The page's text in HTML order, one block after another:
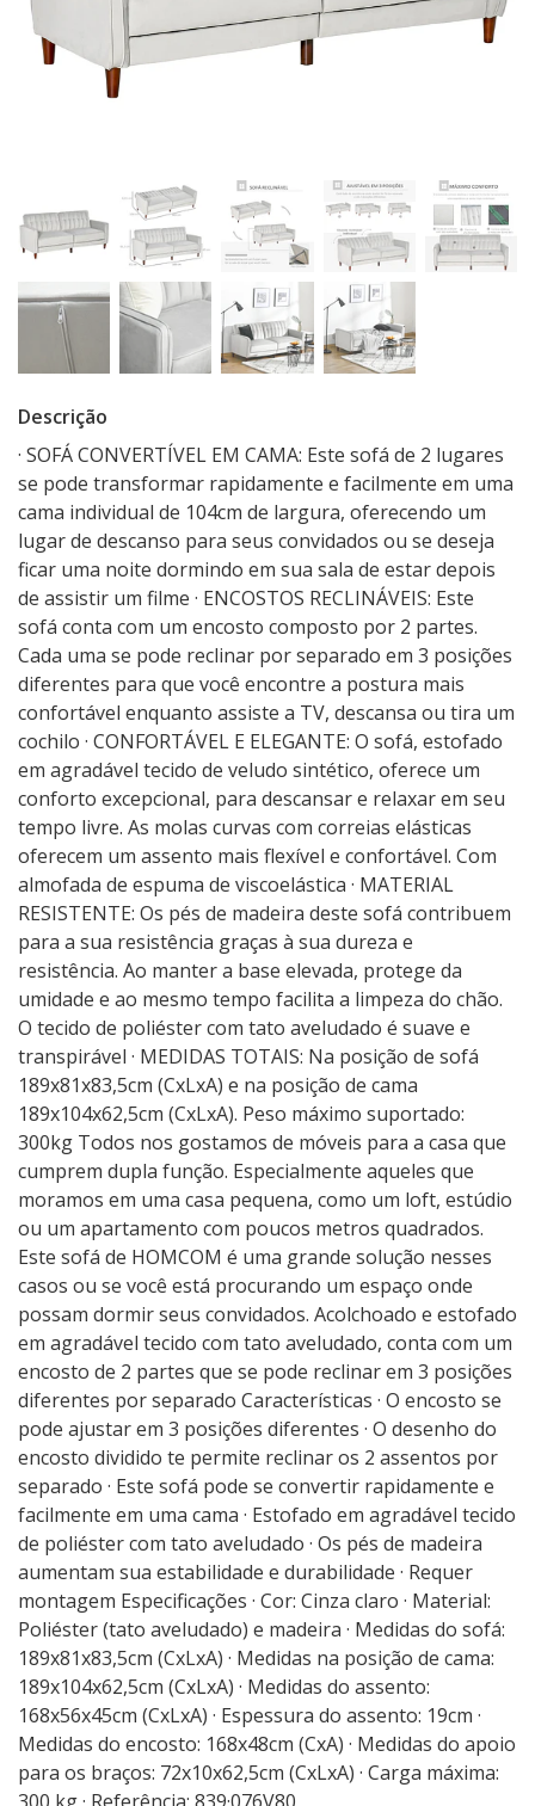
Descrição
· SOFÁ CONVERTÍVEL EM CAMA: Este sofá de 2 lugares
se pode transformar rapidamente e facilmente em uma
cama individual de 104cm de largura, oferecendo um
lugar de descanso para seus convidados ou se deseja
ficar uma noite dormindo em sua sala de estar depois
de assistir um filme · ENCOSTOS RECLINÁVEIS: Este
sofá conta com um encosto composto por 2 partes.
Cada uma se pode reclinar por separado em 3 posições
diferentes para que você encontre a postura mais
confortável enquanto assiste a TV, descansa ou tira um
cochilo · CONFORTÁVEL E ELEGANTE: O sofá, estofado
em agradável tecido de veludo sintético, oferece um
conforto excepcional, para descansar e relaxar em seu
tempo livre. As molas curvas com correias elásticas
oferecem um assento mais flexível e confortável. Com
almofada de espuma de viscoelástica · MATERIAL
RESISTENTE: Os pés de madeira deste sofá contribuem
para a sua resistência graças à sua dureza e
resistência. Ao manter a base elevada, protege da
umidade e ao mesmo tempo facilita a limpeza do chão.
O tecido de poliéster com tato aveludado é suave e
transpirável · MEDIDAS TOTAIS: Na posição de sofá
189x81x83,5cm (CxLxA) e na posição de cama
189x104x62,5cm (CxLxA). Peso máximo suportado:
300kg Todos nos gostamos de móveis para a casa que
cumprem dupla função. Especialmente aqueles que
moramos em uma casa pequena, como um loft, estúdio
ou um apartamento com poucos metros quadrados.
Este sofá de HOMCOM é uma grande solução nesses
casos ou se você está procurando um espaço onde
possam dormir seus convidados. Acolchoado e estofado
em agradável tecido com tato aveludado, conta com um
encosto de 2 partes que se pode reclinar em 3 posições
diferentes por separado Características · O encosto se
pode ajustar em 3 posições diferentes · O desenho do
encosto dividido te permite reclinar os 2 assentos por
separado · Este sofá pode se convertir rapidamente e
facilmente em uma cama · Estofado em agradável tecido
de poliéster com tato aveludado · Os pés de madeira
aumentam sua estabilidade e durabilidade · Requer
montagem Especificações · Cor: Cinza claro · Material:
Poliéster (tato aveludado) e madeira · Medidas do sofá:
189x81x83,5cm (CxLxA) · Medidas na posição de cama:
189x104x62,5cm (CxLxA) · Medidas do assento:
168x56x45cm (CxLxA) · Espessura do assento: 19cm ·
Medidas do encosto: 168x48cm (CxA) · Medidas do apoio
para os braços: 72x10x62,5cm (CxLxA) · Carga máxima: